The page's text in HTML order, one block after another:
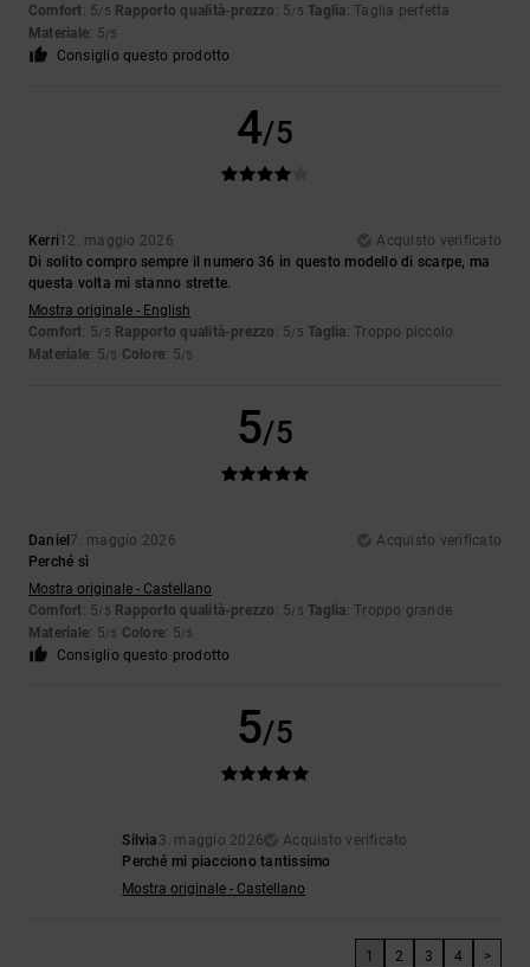
Comfort: 5/5 Rapporto qualità-prezzo : 5/5 Taglia: Taglia perfetta
Materiale: 5/5
Consiglio questo prodotto
4/5
Kerri12. maggio 2026
Acquisto verificato
Di solito compro sempre il numero 36 in questo modello di scarpe, ma
questa volta mi stanno strette.
Mostra originale - English
Comfort: 5/5 Rapporto qualità-prezzo : 5/5 Taglia: Troppo piccolo
Materiale: 5/5 Colore: 5/5
5/5
Daniel 7. maggio 2026
Acquisto verificato
Perché sì
Mostra originale - Castellano
Comfort: 5/5 Rapporto qualità-prezzo : 5/5 Taglia: Troppo grande
Materiale: 5/5 Colore: 5/5
Consiglio questo prodotto
5/5
Silvia 3. maggio 2026
Acquisto verificato
Perché mi piacciono tantissimo
Mostra originale - Castellano
1 2 3 4 >